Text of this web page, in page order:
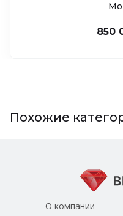
850
Похожие
О компании